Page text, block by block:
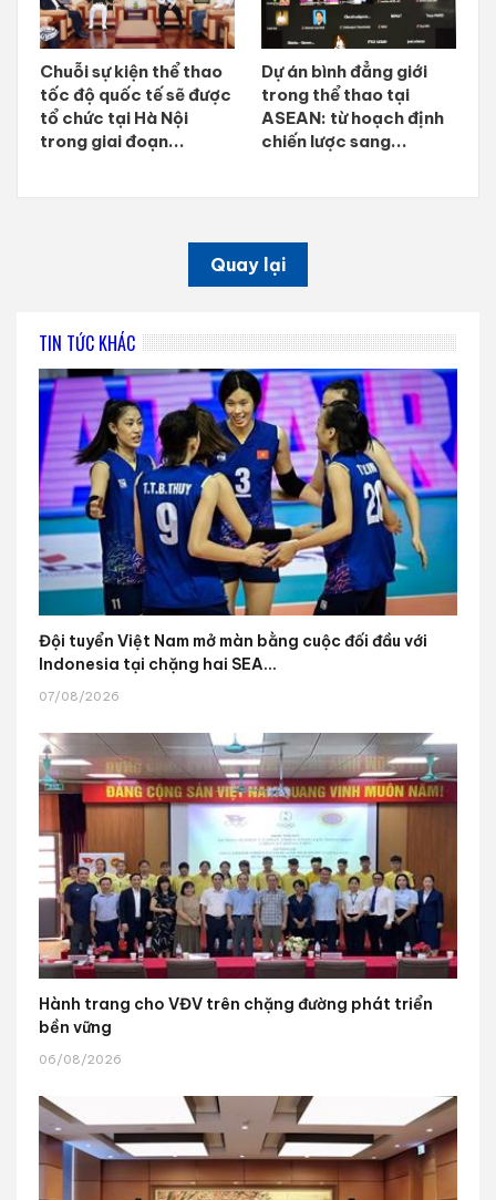
Chuỗi sự kiện thể thao
tốc độ quốc tế sẽ được
tổ chức tại Hà Nội
trong giai đoạn...
Dự án bình đẳng giới
trong thể thao tại
ASEAN: từ hoạch định
chiến lược sang...
Quay lại
TIN TỨC KHÁC
Đội tuyển Việt Nam mở màn bằng cuộc đối đầu với
Indonesia tại chặng hai SEA...
07/08/2026
Hành trang cho VĐV trên chặng đường phát triển
bền vững
06/08/2026